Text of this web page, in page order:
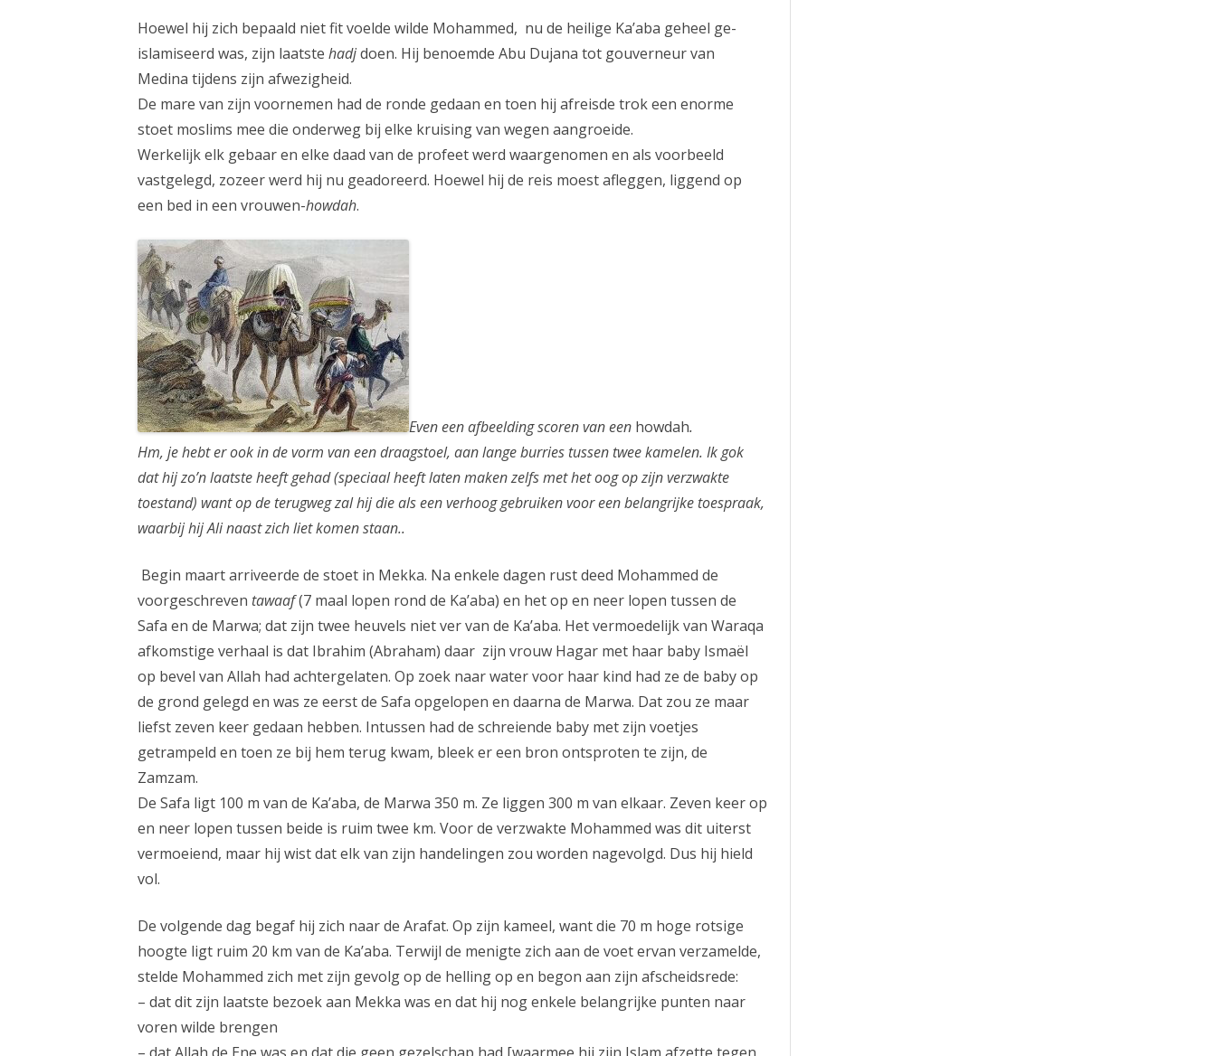
Hoewel hij zich bepaald niet fit voelde wilde Mohammed, nu de heilige Ka’aba geheel ge-
islamiseerd was, zijn laatste hadjdoen. Hij benoemde Abu Dujana tot gouverneur van
Medina tijdens zijn afwezigheid.
De mare van zijn voornemen had de ronde gedaan en toen hij afreisde trok een enorme
stoet moslims mee die onderweg bij elke kruising van wegen aangroeide.
Werkelijk elk gebaar en elke daad van de profeet werd waargenomen en als voorbeeld
vastgelegd, zozeer werd hij nu geadoreerd. Hoewel hij de reis moest afleggen, liggend op
een bed in een vrouwen-howdah.
Even een afbeelding scoren van een howdah.
Hm, je hebt er ook in de vorm van een draagstoel, aan lange burries tussen twee kamelen. Ik gok
dat hij zo’n laatste heeft gehad (speciaal heeft laten maken zelfs met het oog op zijn verzwakte
toestand) want op de terugweg zal hij die als een verhoog gebruiken voor een belangrijke toespraak,
waarbij hij Ali naast zich liet komen staan..
Begin maart arriveerde de stoet in Mekka. Na enkele dagen rust deed Mohammed de
voorgeschreven tawaaf(7 maal lopen rond de Ka’aba) en het op en neer lopen tussen de
Safa en de Marwa; dat zijn twee heuvels niet ver van de Ka’aba. Het vermoedelijk van Waraqa
afkomstige verhaal is dat Ibrahim (Abraham) daar zijn vrouw Hagar met haar baby Ismaël
op bevel van Allah had achtergelaten. Op zoek naar water voor haar kind had ze de baby op
de grond gelegd en was ze eerst de Safa opgelopen en daarna de Marwa. Dat zou ze maar
liefst zeven keer gedaan hebben. Intussen had de schreiende baby met zijn voetjes
getrampeld en toen ze bij hem terug kwam, bleek er een bron ontsproten te zijn, de
Zamzam.
De Safa ligt 100 m van de Ka’aba, de Marwa 350 m. Ze liggen 300 m van elkaar. Zeven keer op
en neer lopen tussen beide is ruim twee km. Voor de verzwakte Mohammed was dit uiterst
vermoeiend, maar hij wist dat elk van zijn handelingen zou worden nagevolgd. Dus hij hield
vol.
De volgende dag begaf hij zich naar de Arafat. Op zijn kameel, want die 70 m hoge rotsige
hoogte ligt ruim 20 km van de Ka’aba. Terwijl de menigte zich aan de voet ervan verzamelde,
stelde Mohammed zich met zijn gevolg op de helling op en begon aan zijn afscheidsrede:
– dat dit zijn laatste bezoek aan Mekka was en dat hij nog enkele belangrijke punten naar
voren wilde brengen